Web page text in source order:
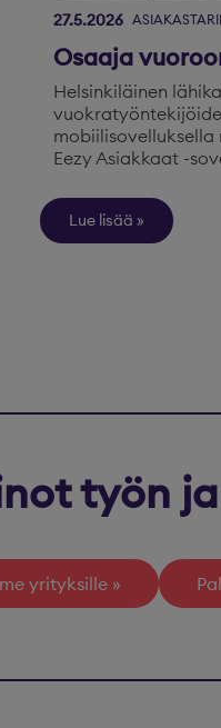
27.5.2026
Osaaja
Helsinkiläinen
mobiilisovelluksella
Eezy Asiakkaat -
Lue lisää
työn
yrityksille